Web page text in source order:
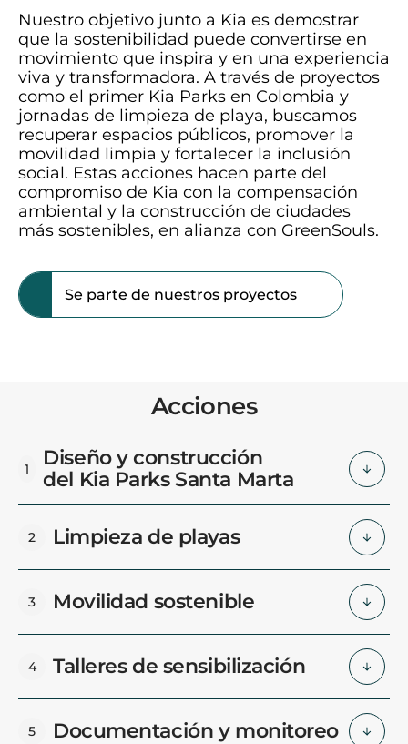
Nuestro objetivo junto a Kia es demostrar
que la sostenibilidad puede convertirse en
movimiento que inspira y en una experiencia
viva y transformadora. A través de proyectos
como el primer Kia Parks en Colombia y
jornadas de limpieza de playa, buscamos
recuperar espacios públicos, promover la
movilidad limpia y fortalecer la inclusión
social. Estas acciones hacen parte del
compromiso de Kia con la compensación
ambiental y la construcción de ciudades
más sostenibles, en alianza con GreenSouls.
Se parte de nuestros proyectos
Acciones
1
Diseño y construcción
del Kia Parks Santa Marta
2 Limpieza de playas
3 Movilidad sostenible
4 Talleres de sensibilización
5 Documentación y monitoreo